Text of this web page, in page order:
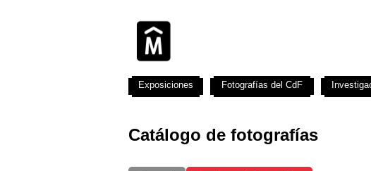
Catálogo de fotografías
Exposiciones Fotografías del CdF